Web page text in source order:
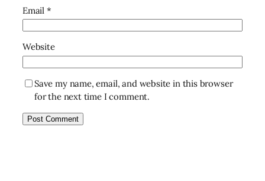
Email *
Website
Save my name, email, and website in this browser
for the next time I comment.